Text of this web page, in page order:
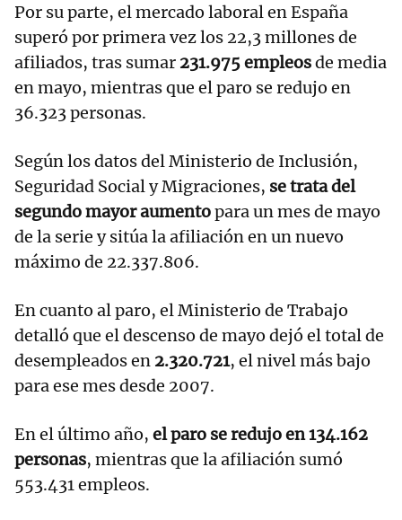
Por su parte, el mercado laboral en España
superó por primera vez los 22,3 millones de
afiliados, tras sumar 231.975 empleosde media
en mayo, mientras que el paro se redujo en
36.323 personas.
Según los datos del Ministerio de Inclusión,
Seguridad Social y Migraciones, se trata del
segundo mayor aumentopara un mes de mayo
de la serie y sitúa la afiliación en un nuevo
máximo de 22.337.806.
En cuanto al paro, el Ministerio de Trabajo
detalló que el descenso de mayo dejó el total de
desempleados en 2.320.721, el nivel más bajo
para ese mes desde 2007.
En el último año, el paro se redujo en 134.162
personas, mientras que la afiliación sumó
553.431 empleos.